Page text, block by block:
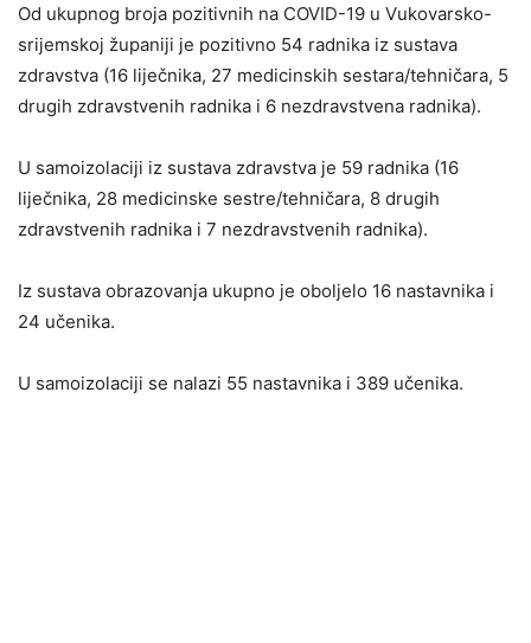
Od ukupnog broja pozitivnih na COVID-19 u Vukovarsko-
srijemskoj županiji je pozitivno 54 radnika iz sustava
zdravstva (16 liječnika, 27 medicinskih sestara/tehničara, 5
drugih zdravstvenih radnika i 6 nezdravstvena radnika).
U samoizolaciji iz sustava zdravstva je 59 radnika (16
liječnika, 28 medicinske sestre/tehničara, 8 drugih
zdravstvenih radnika i 7 nezdravstvenih radnika).
Iz sustava obrazovanja ukupno je oboljelo 16 nastavnika i
24 učenika.
U samoizolaciji se nalazi 55 nastavnika i 389 učenika.